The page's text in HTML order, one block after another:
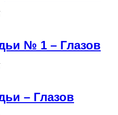
№ 1 – Глазов
– Глазов